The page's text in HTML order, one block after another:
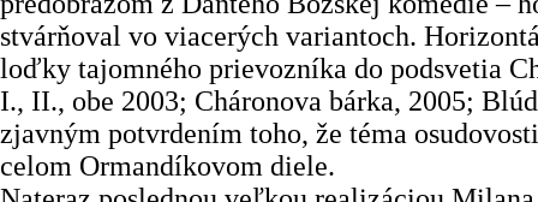
stvárňoval vo viacerých variantoch.
loďky tajomného prievozníka do podsvetia
I., II., obe 2003; Cháronova bárka, 2005;
zjavným potvrdením toho, že téma
celom Ormandíkovom diele.